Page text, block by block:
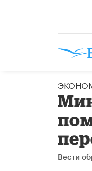
Вести